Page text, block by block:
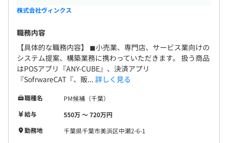
株式会社ヴィンクス
職務内容
【具体的な職務内容】 ◼︎小売業、専門店、サービス業向けの
システム提案、構築業務に携わっていただきます。 扱う商品
はPOSアプリ『ANY-CUBE』、決済アプリ
『SofrwareCAT『、販... 詳しく見る
職種名
PM候補（千葉）
給与
550万 〜 720万円
勤務地
千葉県千葉市美浜区中瀬2-6-1